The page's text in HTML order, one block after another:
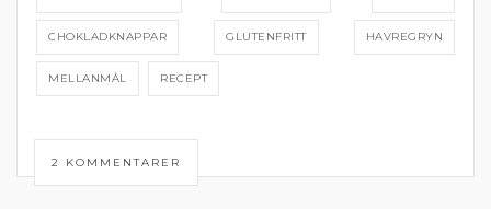
CHOKLADKNAPPAR GLUTENFRITT HAVREGRYN
MELLANMÅL RECEPT
2 KOMMENTARER